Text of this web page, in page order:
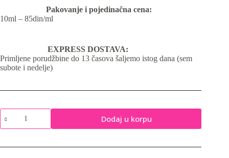
Pakovanje i pojedinačna cena:
10ml – 85din/ml
EXPRESS DOSTAVA:
Primljene porudžbine do 13 časova šaljemo istog dana (sem
subote i nedelje)
Olive
Love
No.95
Gel
Dodaj u korpu